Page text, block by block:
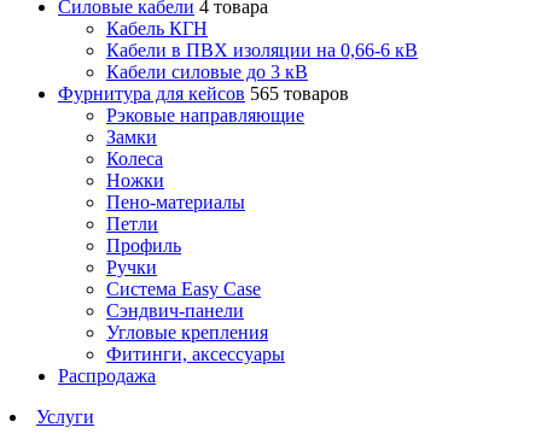
Силовые кабели 4 товара
Кабель КГН
Кабели в ПВХ изоляции на 0,66-6 кВ
Кабели силовые до 3 кВ
Фурнитура для кейсов 565 товаров
Рэковые направляющие
Замки
Колеса
Ножки
Пено-материалы
Петли
Профиль
Ручки
Система Easy Case
Сэндвич-панели
Угловые крепления
Фитинги, аксессуары
Распродажа
Услуги